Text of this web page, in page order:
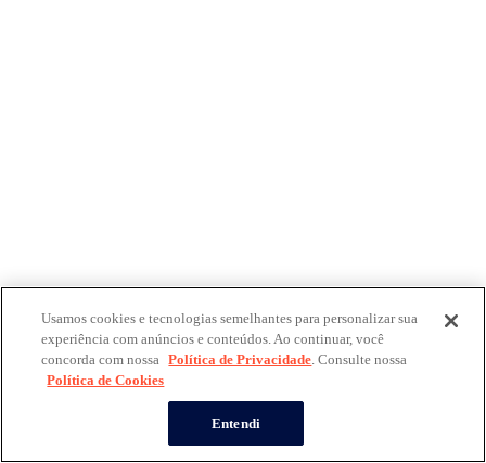
Usamos cookies e tecnologias semelhantes para personalizar sua
experiência com anúncios e conteúdos. Ao continuar, você
concorda com nossa Política de Privacidade. Consulte nossa
Política de Cookies
Entendi